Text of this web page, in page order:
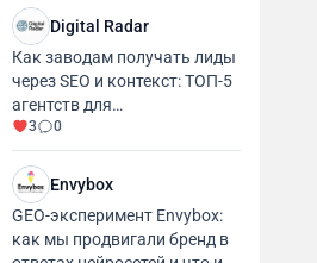
Digital Radar
Как заводам получать лиды
через SEO и контекст: ТОП-5
агентств для
промышленности и
производства
3 0
Envybox
GEO-эксперимент Envybox:
как мы продвигали бренд в